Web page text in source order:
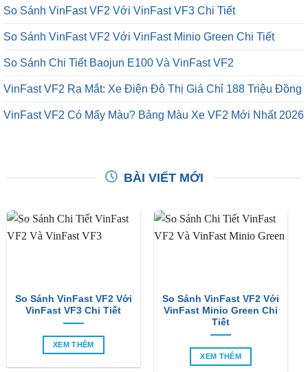
So Sánh VinFast VF2 Với VinFast VF3 Chi Tiết
So Sánh VinFast VF2 Với VinFast Minio Green Chi Tiết
So Sánh Chi Tiết Baojun E100 Và VinFast VF2
VinFast VF2 Ra Mắt: Xe Điện Đô Thị Giá Chỉ 188 Triệu Đồng
VinFast VF2 Có Mấy Màu? Bảng Màu Xe VF2 Mới Nhất 2026
BÀI VIẾT MỚI
So Sánh VinFast VF2 Với
VinFast VF3 Chi Tiết
XEM THÊM
So Sánh VinFast VF2 Với
VinFast Minio Green Chi
Tiết
XEM THÊM